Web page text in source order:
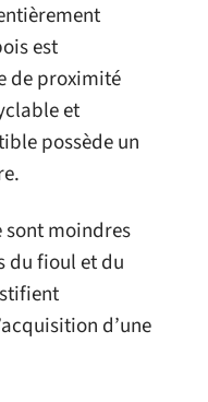
est
de proximité
et
possède un
sont moindres
du fioul et du
d’une